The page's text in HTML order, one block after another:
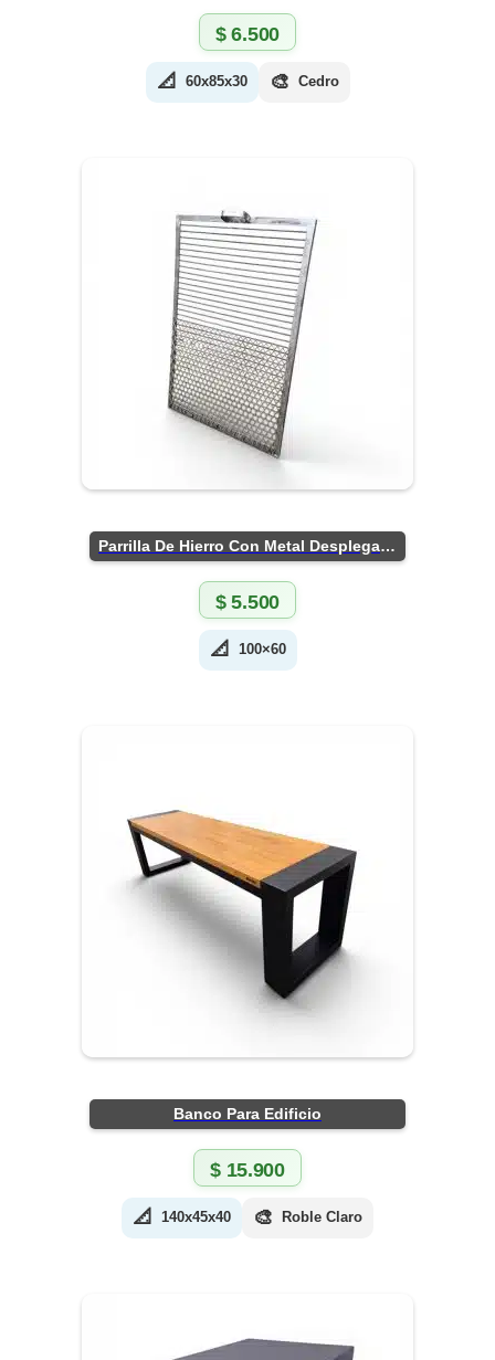
$6.500
📐 60x85x30 🎨 Cedro
Parrilla De Hierro Con Metal Desplegado
$5.500
📐 100×60
Banco Para Edificio
$15.900
📐 140x45x40 🎨 Roble Claro